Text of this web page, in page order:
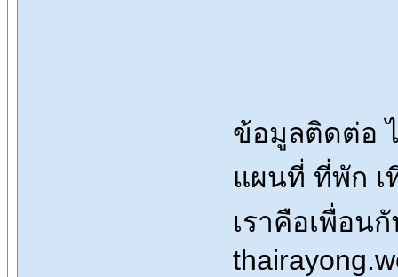
ข้อมูลติดต่อ
แผนที่ ที่พัก
เราคือเพื่อน